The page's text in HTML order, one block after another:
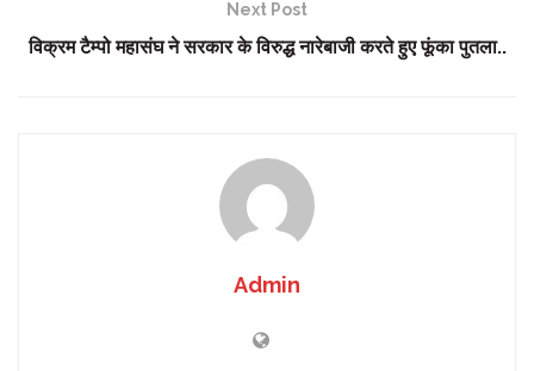
Next Post
विक्रम टैम्पो महासंघ ने सरकार के विरुद्ध नारेबाजी करते हुए ‌फूंका पुतला..
Admin